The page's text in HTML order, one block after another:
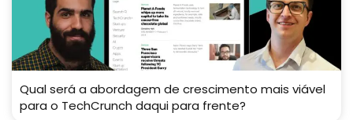
Qual será a abordagem de crescimento mais viável
para o TechCrunch daqui para frente?